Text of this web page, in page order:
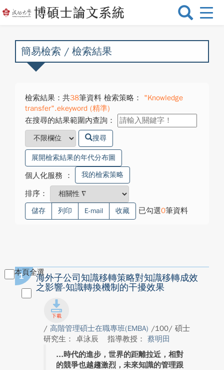
選
換
簡易檢索 / 檢索結果
檢索結果：共38筆資料 檢索策略：
"Knowledge
transfer".ekeyword (精準)
在搜尋的結果範圍內查詢：
搜尋
展開檢索結果的年代分布圖
個人化服務 ： 我的檢索策略
排序：
儲存 列印 E-mail 收藏 已勾選0筆資料
本頁全選
1
海外子公司知識移轉策略對知識移轉成效
之影響-知識轉換機制的干擾效果
/ 高階管理碩士在職專班(EMBA) /100/ 碩士
研究生： 卓泳辰
指導教授： 蔡明田
時代的進步，世界的距離拉近，相對
的競爭也越趨激烈，未來知識的管理跟